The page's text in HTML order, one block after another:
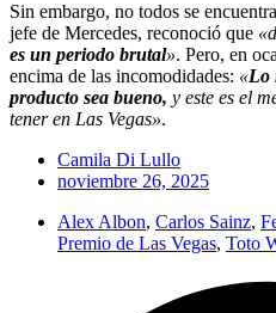
Sin embargo, no todos se
jefe de Mercedes, reconoció que
es un periodo brutal». Pero, en
encima de las incomodidades: «Lo
producto sea bueno, y este es el
tener en Las Vegas».
Camila Di Lullo
noviembre 26, 2025
Alex Albon, Carlos Sainz,
Premio de Las Vegas, Toto